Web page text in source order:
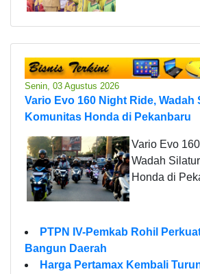
Senin, 03 Agustus 2026
Vario Evo 160 Night Ride, Wadah
Komunitas Honda di Pekanbaru
Vario Evo
Wadah
Honda di
PTPN IV-Pemkab Rohil
Bangun Daerah
Harga Pertamax Kembali